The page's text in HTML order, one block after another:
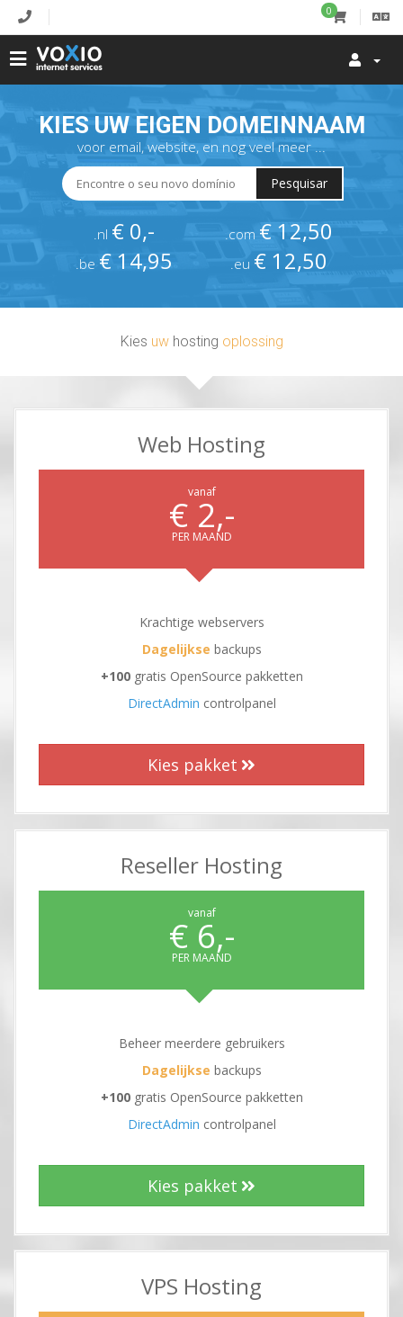
0
KIES UW EIGEN DOMEINNAAM
voor email, website, en nog veel meer ...
Pesquisar
.nl € 0,- .com € 12,50
.be € 14,95 .eu € 12,50
Kies uwhosting oplossing
Web Hosting
vanaf
€ 2,-
PER MAAND
Krachtige webservers
Dagelijkse backups
+100gratis OpenSource pakketten
DirectAdmin controlpanel
Kies pakket
Reseller Hosting
vanaf
€ 6,-
PER MAAND
Beheer meerdere gebruikers
Dagelijkse backups
+100gratis OpenSource pakketten
DirectAdmin controlpanel
Kies pakket
VPS Hosting